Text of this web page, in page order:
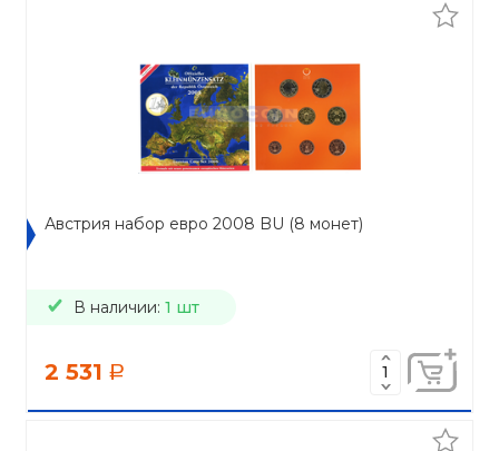
Австрия набор евро 2008 BU (8 монет)
В наличии: 1 шт
2 531 a